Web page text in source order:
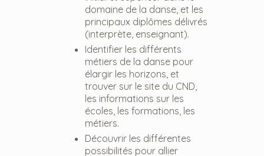
domaine de la danse, et les
principaux diplômes délivrés
(interprète, enseignant).
Identifier les différents
métiers de la danse pour
élargir les horizons, et
trouver sur le site du CND,
les informations sur les
écoles, les formations, les
métiers.
Découvrir les différentes
possibilités pour allier